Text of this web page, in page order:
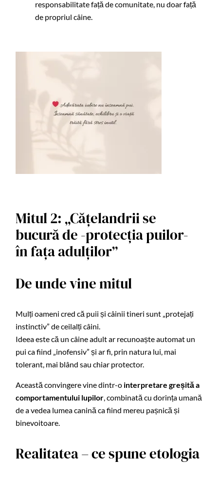
responsabilitate față de comunitate, nu doar față
de propriul câine.
Mitul 2: „Cățelandrii se
bucură de -protecția puilor-
în fața adulților”
De unde vine mitul
Mulți oameni cred că puii și câinii tineri sunt „protejați
instinctiv” de ceilalți câini.
Ideea este că un câine adult ar recunoaște automat un
pui ca fiind „inofensiv” și ar fi, prin natura lui, mai
tolerant, mai blând sau chiar protector.
Această convingere vine dintr-o interpretare greșită a
comportamentului lupilor, combinată cu dorința umană
de a vedea lumea canină ca fiind mereu pașnică și
binevoitoare.
Realitatea – ce spune etologia